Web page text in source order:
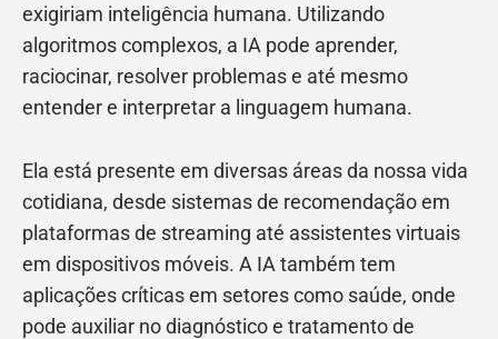
exigiriam inteligência humana. Utilizando
algoritmos complexos, a IA pode aprender,
raciocinar, resolver problemas e até mesmo
entender e interpretar a linguagem humana.
Ela está presente em diversas áreas da nossa vida
cotidiana, desde sistemas de recomendação em
plataformas de streaming até assistentes virtuais
em dispositivos móveis. A IA também tem
aplicações críticas em setores como saúde, onde
pode auxiliar no diagnóstico e tratamento de